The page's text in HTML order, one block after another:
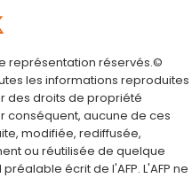
représentation réservés.©
les informations reproduites
des droits de propriété
conséquent, aucune de ces
modifiée, rediffusée,
ou réutilisée de quelque
écrit de l'AFP. L'AFP ne